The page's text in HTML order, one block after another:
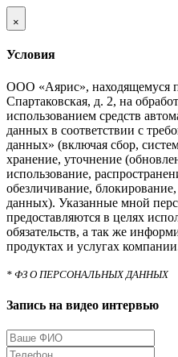
×
Условия
ООО «Аярис», находящемуся
Спартаковская, д. 2, на
использованием средств
данных в соответствии с
данных» (включая сбор,
хранение, уточнение
использование,
обезличивание,
данных). Указанные мной
предоставляются в целях
обязательств, а так же
продуктах и услугах
* ФЗ О ПЕРСОНАЛЬНЫХ ДАННЫХ
Запись на видео интервью